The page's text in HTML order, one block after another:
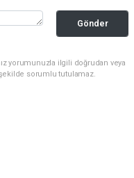
Gönder
yorumunuzla ilgili doğrudan veya
sorumlu tutulamaz.